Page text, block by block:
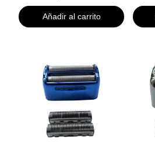
Añadir al carrito